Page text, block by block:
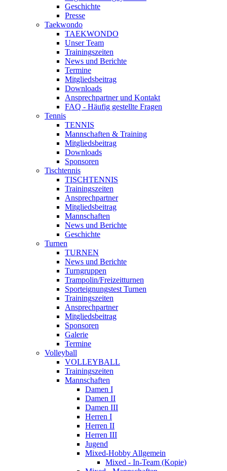
Geschichte
Presse
Taekwondo
TAEKWONDO
Unser Team
Trainingszeiten
News und Berichte
Termine
Mitgliedsbeitrag
Downloads
Ansprechpartner und Kontakt
FAQ - Häufig gestellte Fragen
Tennis
TENNIS
Mannschaften & Training
Mitgliedsbeitrag
Downloads
Sponsoren
Tischtennis
TISCHTENNIS
Trainingszeiten
Ansprechpartner
Mitgliedsbeitrag
Mannschaften
News und Berichte
Geschichte
Turnen
TURNEN
News und Berichte
Turngruppen
Trampolin/Freizeitturnen
Sporteignungstest Turnen
Trainingszeiten
Ansprechpartner
Mitgliedsbeitrag
Sponsoren
Galerie
Termine
Volleyball
VOLLEYBALL
Trainingszeiten
Mannschaften
Damen I
Damen II
Damen III
Herren I
Herren II
Herren III
Jugend
Mixed-Hobby Allgemein
Mixed - In-Team (Kopie)